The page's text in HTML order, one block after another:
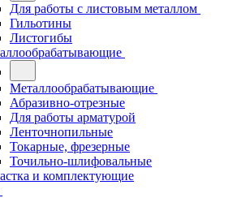
Для работы с листовым металлом
Гильотины
Листогибы
Металлообрабатывающие
Абразивно-отрезные
Для работы арматурой
Ленточнопильные
Токарные, фрезерные
Точильно-шлифовальные
и комплектующие